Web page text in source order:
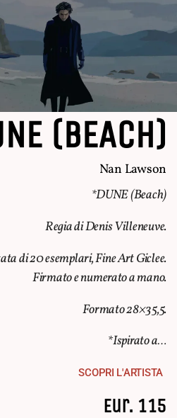
(BEACH)
Nan Lawson
*DUNE (Beach)
Regia di Denis Villeneuve.
di 20 esemplari, Fine Art Giclee.
Firmato e numerato a mano.
Formato 28×35,5.
*Ispirato a…
SCOPRI L'ARTISTA
Eur. 115